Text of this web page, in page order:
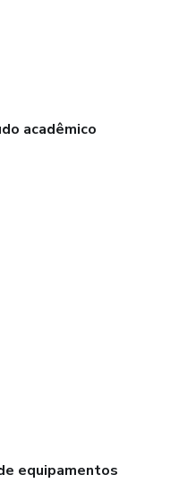
acadêmico
equipamentos